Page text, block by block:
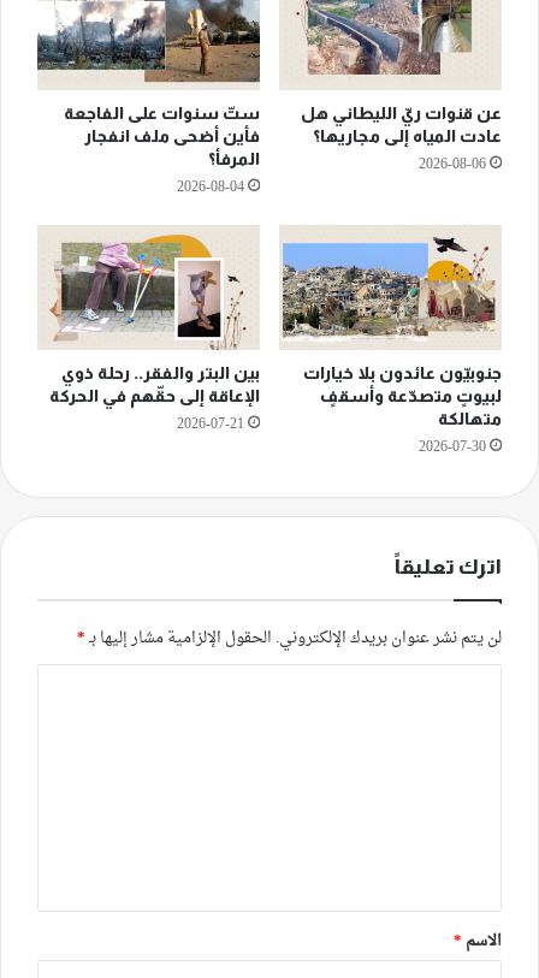
عن قنوات ريّ الليطاني هل
عادت المياه إلى مجاريها؟
2026-08-06
ستّ سنوات على الفاجعة
فأين أضحى ملف انفجار
المرفأ؟
2026-08-04
جنوبيّون عائدون بلا خيارات
لبيوتٍ متصدّعة وأسقفٍ
متهالكة
2026-07-30
بين البتر والفقر.. رحلة ذوي
الإعاقة إلى حقّهم في الحركة
2026-07-21
اترك تعليقاً
لن يتم نشر عنوان بريدك الإلكتروني. الحقول الإلزامية مشار إليها بـ*
*
الاسم *